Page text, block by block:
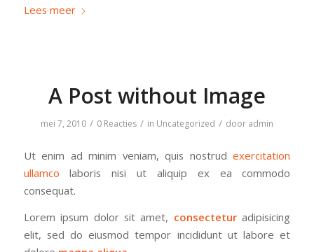
Lees meer
A Post without Image
mei 7, 2010 / 0 Reacties / in Uncategorized / door admin
Ut enim ad minim veniam, quis nostrudexercitation
ullamco laboris nisi ut aliquip ex ea commodo
consequat.
Lorem ipsum dolor sit amet, consecteturadipisicing
elit, sed do eiusmod tempor incididunt ut labore et